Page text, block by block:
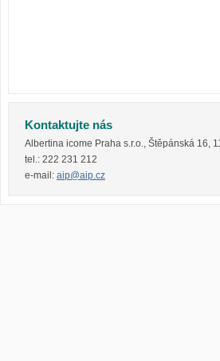
Kontaktujte nás
Albertina icome Praha s.r.o., Štěpánská 16,
tel.: 222 231 212
e-mail: aip@aip.cz